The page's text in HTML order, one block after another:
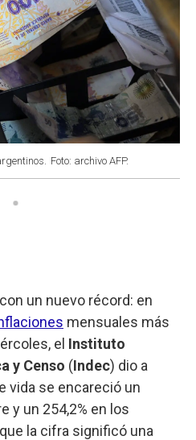
Foto: archivo AFP.
un nuevo récord: en
mensuales más
el Instituto
y Censo (Indec) dio a
vida se encareció un
y un 254,2% en los
la cifra significó una